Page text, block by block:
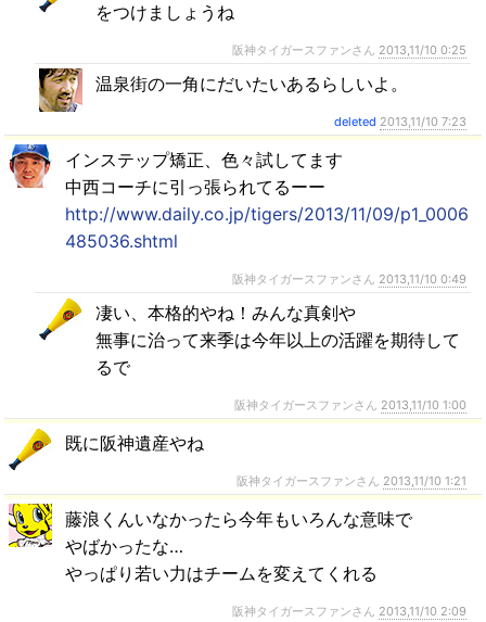
をつけましょうね
阪神タイガースファンさん 2013,11/10 0:25
温泉街の一角にだいたいあるらしいよ。
deleted 2013,11/10 7:23
インステップ矯正、色々試してます
中西コーチに引っ張られてるーー
http://www.daily.co.jp/tigers/2013/11/09/p1_0006
485036.shtml
阪神タイガースファンさん 2013,11/10 0:49
凄い、本格的やね！みんな真剣や
無事に治って来季は今年以上の活躍を期待して
るで
阪神タイガースファンさん 2013,11/10 1:00
既に阪神遺産やね
阪神タイガースファンさん 2013,11/10 1:21
藤浪くんいなかったら今年もいろんな意味で
やばかったな…
やっぱり若い力はチームを変えてくれる
阪神タイガースファンさん 2013,11/10 2:09